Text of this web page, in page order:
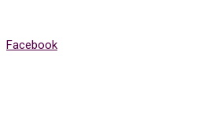
Facebook